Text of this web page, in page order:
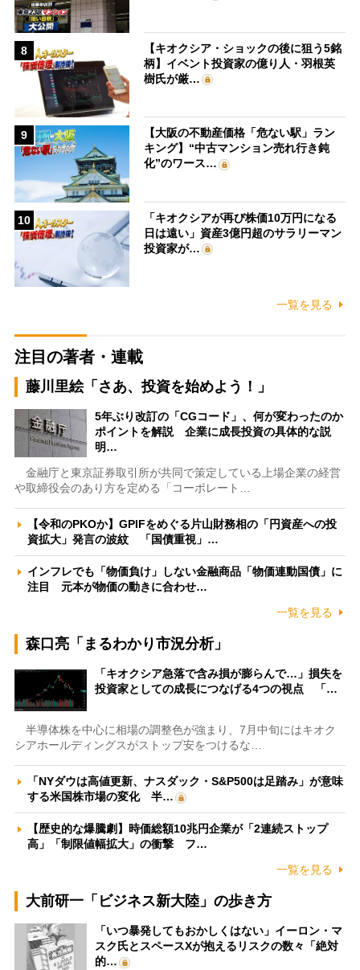
8
【キオクシア・ショックの後に狙う5銘
柄】イベント投資家の億り人・羽根英
樹氏が厳…
9
【大阪の不動産価格「危ない駅」ラン
キング】“中古マンション売れ行き鈍
化”のワース…
10
「キオクシアが再び株価10万円になる
日は遠い」資産3億円超のサラリーマン
投資家が…
一覧を見る
注目の著者・連載
藤川里絵「さあ、投資を始めよう！」
5年ぶり改訂の「CGコード」、何が変わったのか
ポイントを解説 企業に成長投資の具体的な説
明…
金融庁と東京証券取引所が共同で策定している上場企業の経営
や取締役会のあり方を定める「コーポレート…
【令和のPKOか】GPIFをめぐる片山財務相の「円資産への投
資拡大」発言の波紋 「国債重視」…
インフレでも「物価負け」しない金融商品「物価連動国債」に
注目 元本が物価の動きに合わせ…
一覧を見る
森口亮「まるわかり市況分析」
「キオクシア急落で含み損が膨らんで…」損失を
投資家としての成長につなげる4つの視点 「…
半導体株を中心に相場の調整色が強まり、7月中旬にはキオク
シアホールディングスがストップ安をつけるな…
「NYダウは高値更新、ナスダック・S&P500は足踏み」が意味
する米国株市場の変化 半…
【歴史的な爆騰劇】時価総額10兆円企業が「2連続ストップ
高」「制限値幅拡大」の衝撃 フ…
一覧を見る
大前研一「ビジネス新大陸」の歩き方
「いつ暴発してもおかしくはない」イーロン・マ
スク氏とスペースXが抱えるリスクの数々「絶対
的…